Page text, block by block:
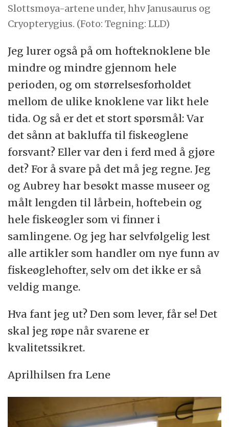
Slottsmøya-artene under, hhv Janusaurus og
Cryopterygius. (Foto: Tegning: LLD)
Jeg lurer også på om hofteknoklene ble
mindre og mindre gjennom hele
perioden, og om størrelsesforholdet
mellom de ulike knoklene var likt hele
tida. Og så er det et stort spørsmål: Var
det sånn at bakluffa til fiskeøglene
forsvant? Eller var den i ferd med å gjøre
det? For å svare på det må jeg regne. Jeg
og Aubrey har besøkt masse museer og
målt lengden til lårbein, hoftebein og
hele fiskeøgler som vi finner i
samlingene. Og jeg har selvfølgelig lest
alle artikler som handler om nye funn av
fiskeøglehofter, selv om det ikke er så
veldig mange.
Hva fant jeg ut? Den som lever, får se! Det
skal jeg røpe når svarene er
kvalitetssikret.
Aprilhilsen fra Lene